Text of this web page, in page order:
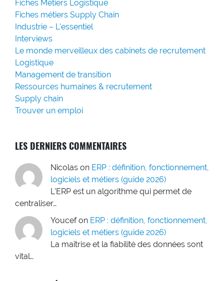
Fiches Métiers Logistique
Fiches métiers Supply Chain
Industrie – L'essentiel
Interviews
Le monde merveilleux des cabinets de recrutement
Logistique
Management de transition
Ressources humaines & recrutement
Supply chain
Trouver un emploi
LES DERNIERS COMMENTAIRES
Nicolas on ERP : définition, fonctionnement,
logiciels et métiers (guide 2026)
L'ERP est un algorithme qui permet de
centraliser…
Youcef on ERP : définition, fonctionnement,
logiciels et métiers (guide 2026)
La maîtrise et la fiabilité des données sont
vital…